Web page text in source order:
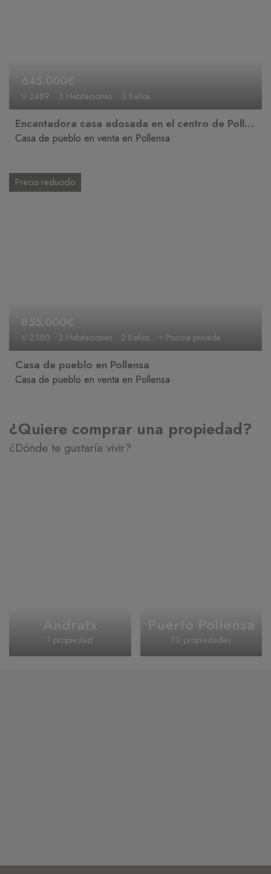
645.000€
V-2489 3 Habitaciones 3 Baños
Encantadora casa adosada en el centro de Pollensa con amplias terrazas
Casa de pueblo en venta en Pollensa
Precio reducido
855.000€
V-2380 2 Habitaciones 2 Baños ≈ Piscina privada
Casa de pueblo en Pollensa
Casa de pueblo en venta en Pollensa
¿Quiere comprar una propiedad?
¿Dónde te gustaría vivir?
Andratx
1 propiedad
Puerto Pollensa
70 propiedades